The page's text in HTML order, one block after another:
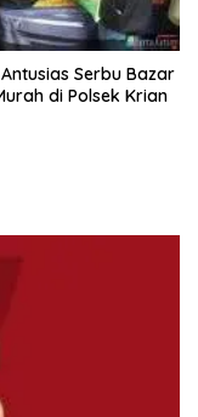
Serbu Bazar
di Polsek Krian